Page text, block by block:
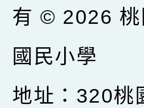
有 © 2026
國民小學
地址：320桃